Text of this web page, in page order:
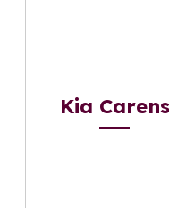
Kia Carens